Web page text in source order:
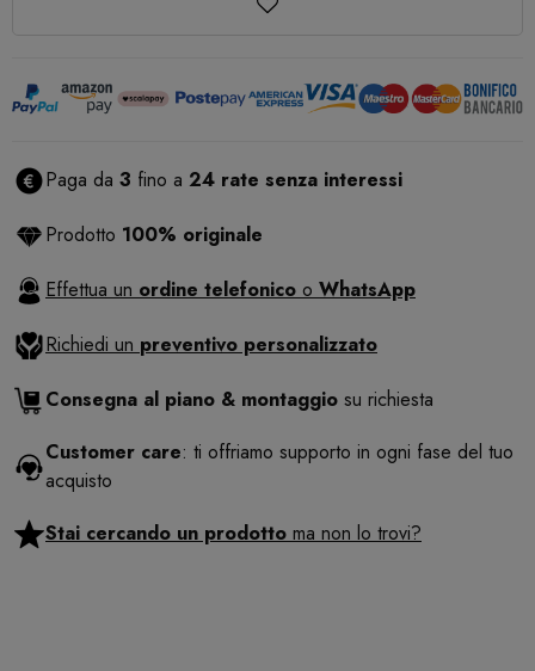
Paga da 3 fino a 24 rate senza interessi
Prodotto 100% originale
Effettua un ordine telefonico o WhatsApp
Richiedi un preventivo personalizzato
Consegna al piano & montaggio su richiesta
Customer care: ti offriamo supporto in ogni fase del tuo
acquisto
Stai cercando un prodotto ma non lo trovi?